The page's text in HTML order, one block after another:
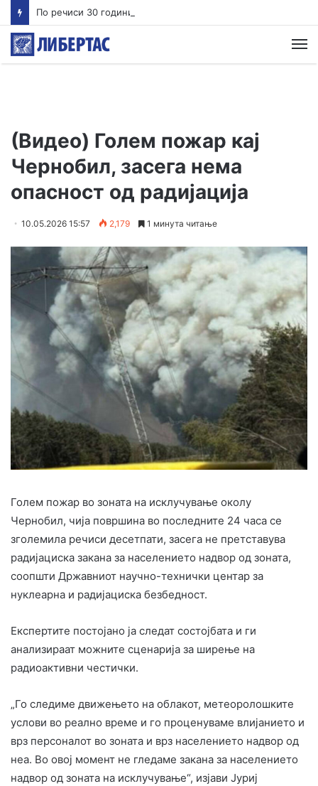
(Видео) Голем пожар кај
Чернобил, засега нема
опасност од радијација
10.05.2026 15:57 2,179 1 минута читање
Голем пожар во зоната на исклучување околу
Чернобил, чија површина во последните 24 часа се
зголемила речиси десетпати, засега не претставува
радијациска закана за населението надвор од зоната,
соопшти Државниот научно-технички центар за
нуклеарна и радијациска безбедност.
Експертите постојано ја следат состојбата и ги
анализираат можните сценарија за ширење на
радиоактивни честички.
„Го следиме движењето на облакот, метеоролошките
услови во реално време и го проценуваме влијанието и
врз персоналот во зоната и врз населението надвор од
неа. Во овој момент не гледаме закана за населението
надвор од зоната на исклучување“, изјави Јуриј